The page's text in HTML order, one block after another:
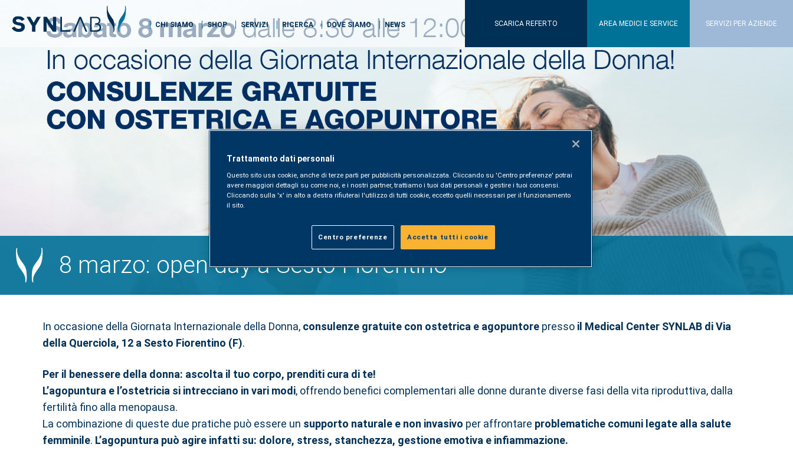
CHI SIAMO SHOP SERVIZI RICERCA DOVE SIAMO NEWS SCARICA REFERTO AREA MEDICI E SERVICE SERVIZI PER AZIENDE
8 marzo: open day a Sesto Fiorentino
In occasione della Giornata Internazionale della Donna, consulenze gratuite con ostetrica e agopuntore presso il Medical Center SYNLAB di Via
della Querciola, 12 a Sesto Fiorentino (F).
Per il benessere della donna: ascolta il tuo corpo, prenditi cura di te!
L’agopuntura e l’ostetricia si intrecciano in vari modi, offrendo benefici complementari alle donne durante diverse fasi della vita riproduttiva, dalla
fertilità fino alla menopausa.
La combinazione di queste due pratiche può essere un supporto naturale e non invasivo per affrontare problematiche comuni legate alla salute
femminile. L’agopuntura può agire infatti su: dolore, stress, stanchezza, gestione emotiva e infiammazione.
Trattamento dati personali
Questo sito usa cookie, anche di terze parti per pubblicità personalizzata. Cliccando su 'Centro preferenze' potrai
avere maggiori dettagli su come noi, e i nostri partner, trattiamo i tuoi dati personali e gestire i tuoi consensi.
Cliccando sulla 'x' in alto a destra rifiuterai l'utilizzo di tutti cookie, eccetto quelli necessari per il funzionamento
il sito.
Centro preferenze Accetta tutti i cookie